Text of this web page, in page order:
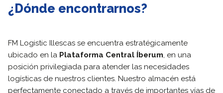
¿Dónde encontrarnos?
FM Logistic Illescas se encuentra estratégicamente
ubicado en la Plataforma Central Íberum, en una
posición privilegiada para atender las necesidades
logísticas de nuestros clientes. Nuestro almacén está
perfectamente conectado a través de importantes vías de